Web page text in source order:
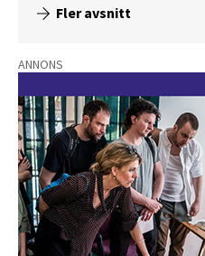
Fler avsnitt
ANNONS